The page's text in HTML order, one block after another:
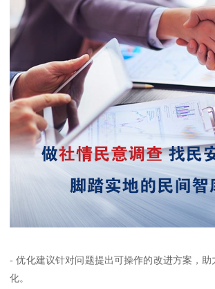
- 优化建议针对问题提出可操作的改进方案，
化。